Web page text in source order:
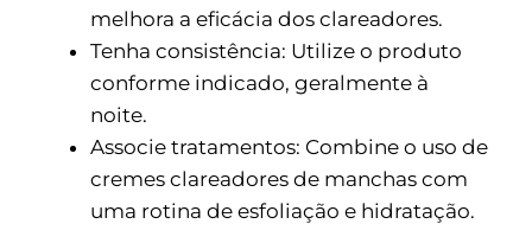
melhora a eficácia dos clareadores.
Tenha consistência: Utilize o produto
conforme indicado, geralmente à
noite.
Associe tratamentos: Combine o uso de
cremes clareadores de manchas com
uma rotina de esfoliação e hidratação.